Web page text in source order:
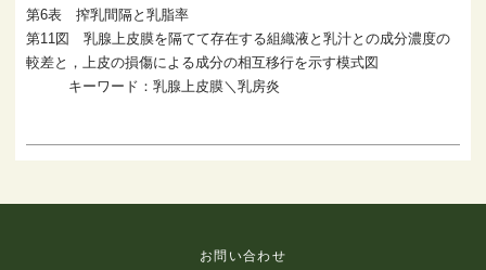
第6表 搾乳間隔と乳脂率
第11図 乳腺上皮膜を隔てて存在する組織液と乳汁との成分濃度の
較差と，上皮の損傷による成分の相互移行を示す模式図
キーワード：乳腺上皮膜＼乳房炎
お問い合わせ